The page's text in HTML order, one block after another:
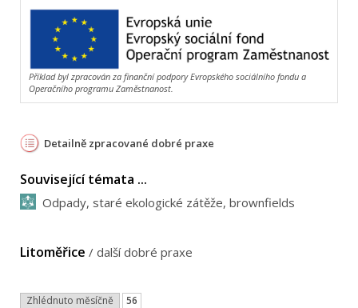
Příklad byl zpracován za finanční podpory Evropského sociálního fondu a
Operačního programu Zaměstnanost.
Detailně zpracované dobré praxe
Související témata ...
Odpady, staré ekologické zátěže, brownfields
Litoměřice / další dobré praxe
Zhlédnuto měsíčně 56